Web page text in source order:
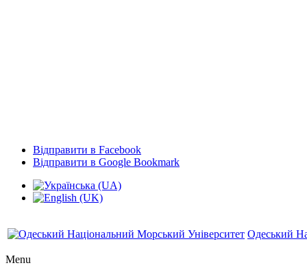
Відправити в Facebook
Відправити в Google Bookmark
Одеський
Menu